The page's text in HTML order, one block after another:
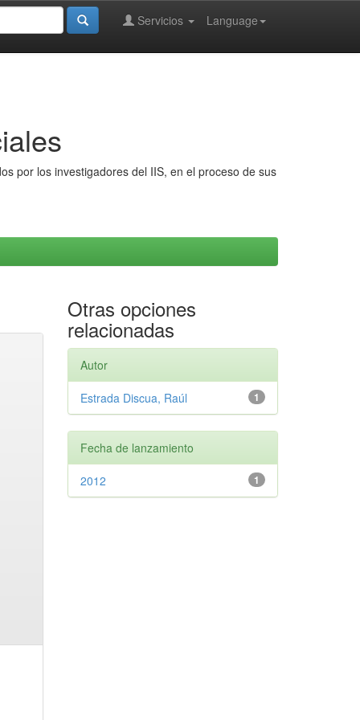
Language
Servicios
por los investigadores del IIS, en el proceso de sus
Otras opciones
relacionadas
Autor
1
Estrada Discua, Raúl
Fecha de lanzamiento
1
2012